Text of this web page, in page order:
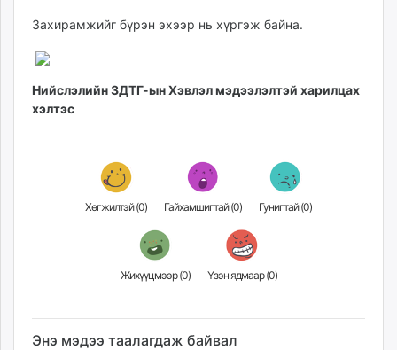
tvmongolia.mn
mass.mn
assa.mn
Захирамжийг бүрэн эхээр нь хүргэж байна.
Нийслэлийн ЗДТГ-ын Хэвлэл мэдээлэлтэй харилцах
хэлтэс
Хөгжилтэй (0) Гайхамшигтай (0) Гунигтай (0)
Жихүүцмээр (0) Үзэн ядмаар (0)
Энэ мэдээ таалагдаж байвал